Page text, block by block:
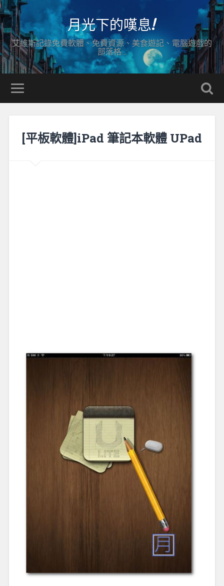
月光下的嘆息!
艾維斯記錄免費軟體、免費資源、美食遊記、電腦遊戲的
部落格…
[平板軟體]iPad 筆記本軟體 UPad